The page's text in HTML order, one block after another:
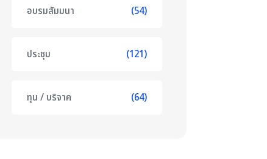
อบรมสัมมนา (54)
ประชุม (121)
ทุน / บริจาค (64)